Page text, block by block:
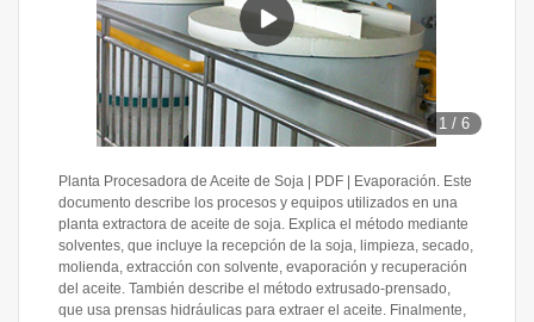
1 /6
Planta Procesadora de Aceite de Soja | PDF | Evaporación. Este
documento describe los procesos y equipos utilizados en una
planta extractora de aceite de soja. Explica el método mediante
solventes, que incluye la recepción de la soja, limpieza, secado,
molienda, extracción con solvente, evaporación y recuperación
del aceite. También describe el método extrusado-prensado,
que usa prensas hidráulicas para extraer el aceite. Finalmente,